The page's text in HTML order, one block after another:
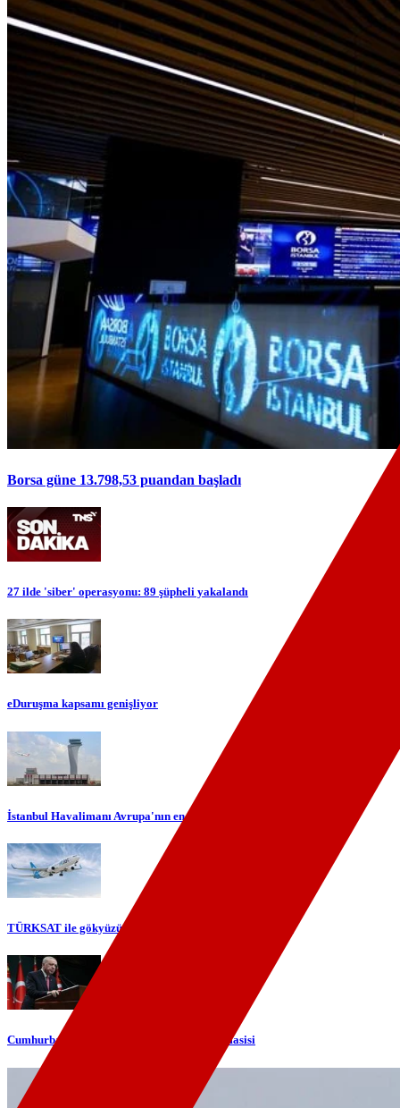
Borsa güne 13.798,53 puandan başladı
27 ilde 'siber' operasyonu: 89 şüpheli yakalandı
eDuruşma kapsamı genişliyor
İstanbul Havalimanı Avrupa'nın en yoğun havalimanı oldu
TÜRKSAT ile gökyüzünde yerli internet dönemi başlıyor
Cumhurbaşkanı Erdoğan'dan telefon diplomasisi